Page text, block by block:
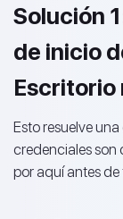
Solución
de inicio
Escritorio
Esto resuelve
credenciales son
por aquí antes